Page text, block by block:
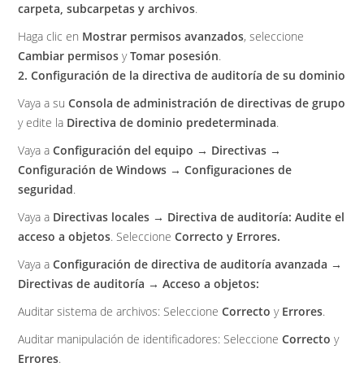
carpeta, subcarpetas y archivos.
Haga clic en Mostrar permisos avanzados, seleccione
Cambiar permisos yTomar posesión.
2. Configuración de la directiva de auditoría de su dominio
Vaya a suConsola de administración de directivas de grupo
y edite la Directiva de dominio predeterminada.
Vaya aConfiguración del equipo → Directivas →
Configuración de Windows → Configuraciones de
seguridad.
Vaya a Directivas locales → Directiva de auditoría: Audite el
acceso a objetos. SeleccioneCorrecto y Errores.
Vaya aConfiguración de directiva de auditoría avanzada →
Directivas de auditoría → Acceso a objetos:
Auditar sistema de archivos: SeleccioneCorrecto y Errores.
Auditar manipulación de identificadores: SeleccioneCorrecto y
Errores.